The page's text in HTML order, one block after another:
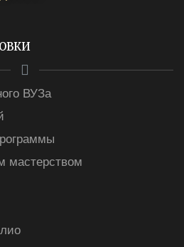
ВУЗа
мастерством